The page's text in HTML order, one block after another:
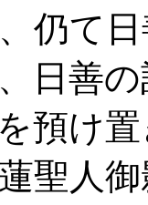
仍て
日善
預け
聖人